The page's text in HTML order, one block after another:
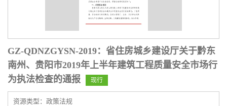
GZ-QDNZGYSN-2019：省住房城乡建设厅关于黔东
南州、贵阳市2019年上半年建筑工程质量安全市场行
为执法检查的通报
现行
资源类型：政策法规